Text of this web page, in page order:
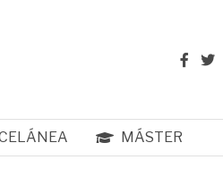
MÁSTER